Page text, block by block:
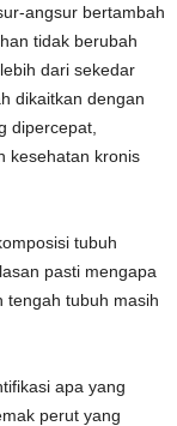
angsur bertambah
tidak berubah
dari sekedar
dikaitkan dengan
dipercepat,
kesehatan kronis
tubuh
pasti mengapa
tengah tubuh masih
apa yang
perut yang